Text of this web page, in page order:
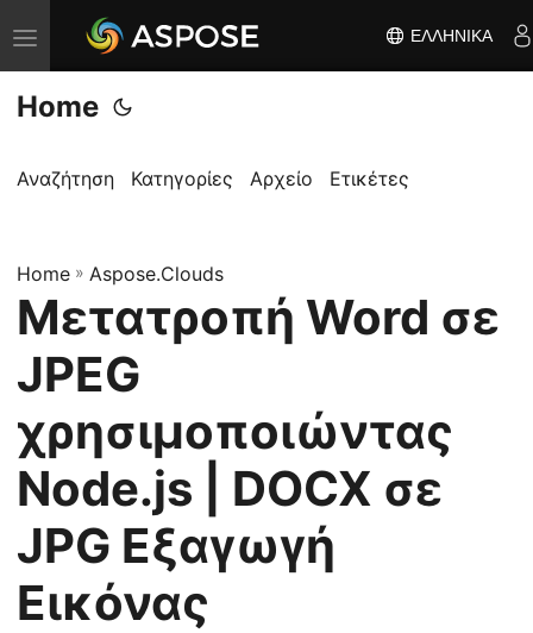
Ε
ν
α
λ
ή
π
λ
γ
η
σ
ΕΛΛΗΝΙΚΆ
Home
Αναζήτηση Κατηγορίες Αρχείο Ετικέτες
Home » Aspose.Clouds
Μετατροπή Word σε
JPEG
χρησιμοποιώντας
Node.js | DOCX σε
JPG Εξαγωγή
Εικόνας